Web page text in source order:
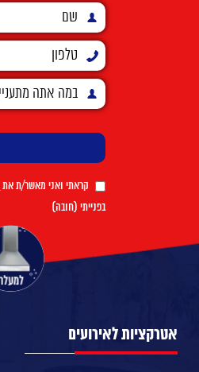
קראתי ואני מאשר/ת את
בפנייתי (חובה)
אטרקציות לאירועים